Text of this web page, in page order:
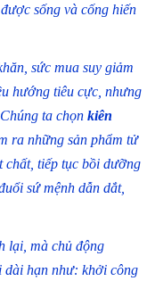
sống và cống hiến
sức mua suy giảm
hướng tiêu cực, nhưng
ta chọn kiên
ra những sản phẩm tử
chất, tiếp tục bồi dưỡng
sứ mệnh dẫn dắt,
lại, mà chủ động
hạn như: khởi công